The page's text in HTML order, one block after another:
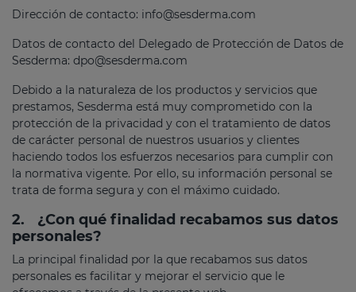
Dirección de contacto: info@sesderma.com
Datos de contacto del Delegado de Protección de Datos de
Sesderma: dpo@sesderma.com
Debido a la naturaleza de los productos y servicios que
prestamos, Sesderma está muy comprometido con la
protección de la privacidad y con el tratamiento de datos
de carácter personal de nuestros usuarios y clientes
haciendo todos los esfuerzos necesarios para cumplir con
la normativa vigente. Por ello, su información personal se
trata de forma segura y con el máximo cuidado.
2.
¿Con qué finalidad recabamos sus datos
personales?
La principal finalidad por la que recabamos sus datos
personales es facilitar y mejorar el servicio que le